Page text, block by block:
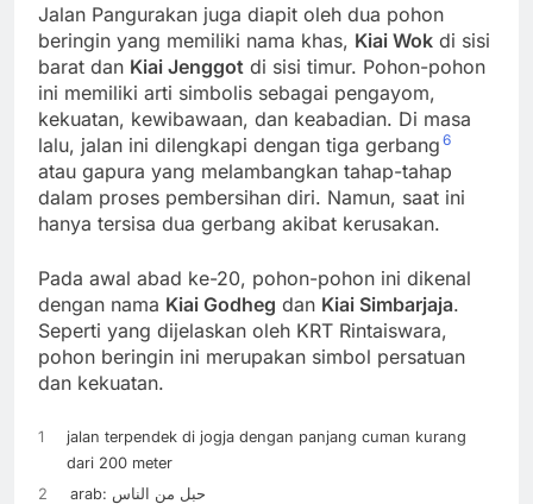
Jalan Pangurakan juga diapit oleh dua pohon
beringin yang memiliki nama khas, Kiai Wok di sisi
barat dan Kiai Jenggot di sisi timur. Pohon-pohon
ini memiliki arti simbolis sebagai pengayom,
kekuatan, kewibawaan, dan keabadian. Di masa
lalu, jalan ini dilengkapi dengan tiga gerbang 6
atau gapura yang melambangkan tahap-tahap
dalam proses pembersihan diri. Namun, saat ini
hanya tersisa dua gerbang akibat kerusakan.
Pada awal abad ke-20, pohon-pohon ini dikenal
dengan nama Kiai Godheg dan Kiai Simbarjaja.
Seperti yang dijelaskan oleh KRT Rintaiswara,
pohon beringin ini merupakan simbol persatuan
dan kekuatan.
1
jalan terpendek di jogja dengan panjang cuman kurang
dari 200 meter
2
arab: حبل من الناس